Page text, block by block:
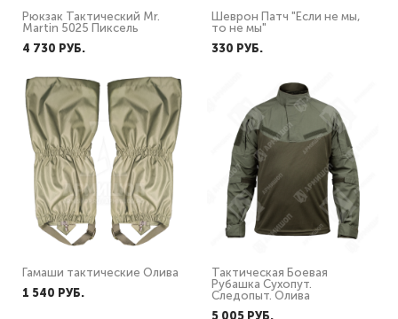
Рюкзак Тактический Mr.
Martin 5025 Пиксель
4 730 PУБ.
Шеврон Патч "Если не мы,
то не мы"
330 PУБ.
Гамаши тактические Олива
1 540 PУБ.
Тактическая Боевая
Рубашка Сухопут.
Следопыт. Олива
5 005 PУБ.